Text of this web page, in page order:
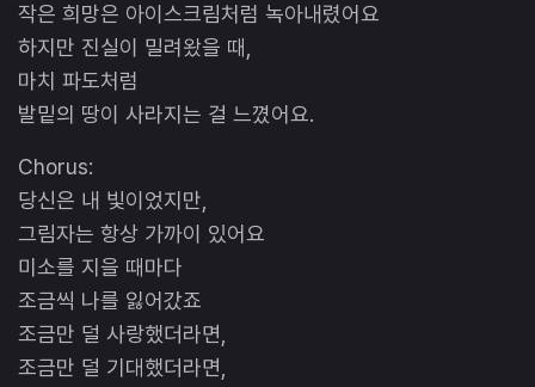
작은 희망은 아이스크림처럼 녹아내렸어요
하지만 진실이 밀려왔을 때,
마치 파도처럼
발밑의 땅이 사라지는 걸 느꼈어요.
Chorus:
당신은 내 빛이었지만,
그림자는 항상 가까이 있어요
미소를 지을 때마다
조금씩 나를 잃어갔죠
조금만 덜 사랑했더라면,
조금만 덜 기대했더라면,